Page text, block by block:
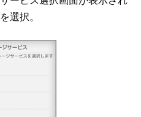
選択。